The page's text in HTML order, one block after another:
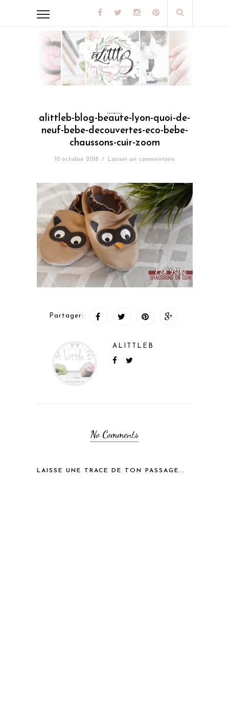
alittleb-blog-beaute-lyon-quoi-de-
neuf-bebe-decouvertes-eco-bebe-
chaussons-cuir-zoom
10 octobre 2018 / Laisser un commentaire
Partager:
ALITTLEB
No Comments
LAISSE UNE TRACE DE TON PASSAGE...